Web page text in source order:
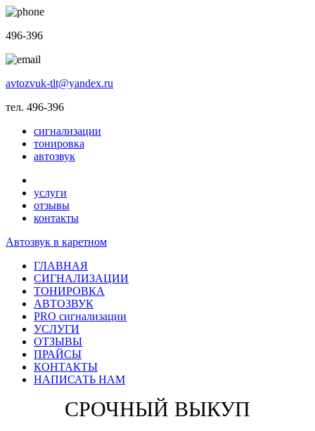
496-396
avtozvuk-tlt@yandex.ru
тел. 496-396
сигнализации
тонировка
автозвук
услуги
отзывы
контакты
Автозвук в каретном
ГЛАВНАЯ
СИГНАЛИЗАЦИИ
ТОНИРОВКА
АВТОЗВУК
PRO сигнализации
УСЛУГИ
ОТЗЫВЫ
ПРАЙСЫ
КОНТАКТЫ
НАПИСАТЬ НАМ
СРОЧНЫЙ ВЫКУП